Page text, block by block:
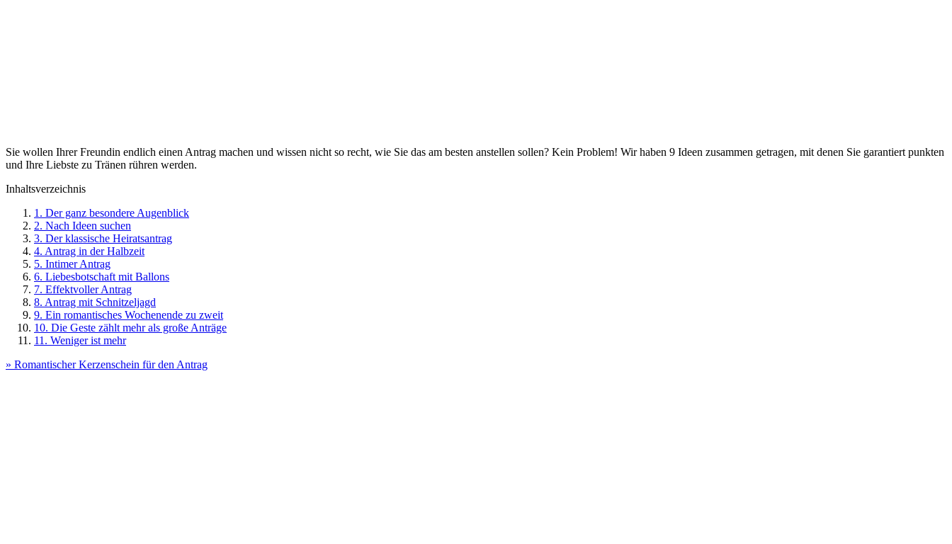
Sie wollen Ihrer Freundin endlich einen Antrag machen und wissen nicht so recht, wie Sie das am besten anstellen sollen? Kein Problem! Wir haben 9 Ideen zusammen getragen, mit denen Sie garantiert punkten
und Ihre Liebste zu Tränen rühren werden.
Inhaltsverzeichnis
1. Der ganz besondere Augenblick
2. Nach Ideen suchen
3. Der klassische Heiratsantrag
4. Antrag in der Halbzeit
5. Intimer Antrag
6. Liebesbotschaft mit Ballons
7. Effektvoller Antrag
8. Antrag mit Schnitzeljagd
9. Ein romantisches Wochenende zu zweit
10. Die Geste zählt mehr als große Anträge
11. Weniger ist mehr
» Romantischer Kerzenschein für den Antrag